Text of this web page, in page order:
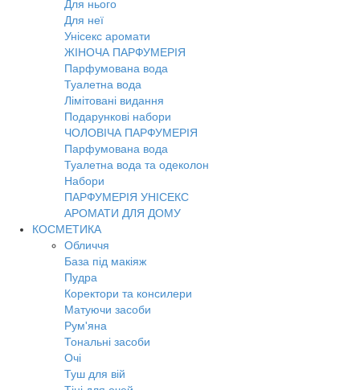
Для нього
Для неї
Унісекс аромати
ЖІНОЧА ПАРФУМЕРІЯ
Парфумована вода
Туалетна вода
Лімітовані видання
Подарункові набори
ЧОЛОВІЧА ПАРФУМЕРІЯ
Парфумована вода
Туалетна вода та одеколон
Набори
ПАРФУМЕРІЯ УНІСЕКС
АРОМАТИ ДЛЯ ДОМУ
КОСМЕТИКА
Обличчя
База під макіяж
Пудра
Коректори та консилери
Матуючи засоби
Рум'яна
Тональні засоби
Очі
Туш для вій